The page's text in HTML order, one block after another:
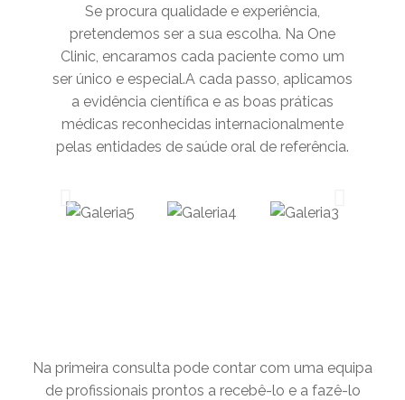
Se procura qualidade e experiência,
pretendemos ser a sua escolha. Na One
Clinic, encaramos cada paciente como um
ser único e especial.A cada passo, aplicamos
a evidência científica e as boas práticas
médicas reconhecidas internacionalmente
pelas entidades de saúde oral de referência.
Na primeira consulta pode contar com uma equipa
de profissionais prontos a recebê-lo e a fazê-lo